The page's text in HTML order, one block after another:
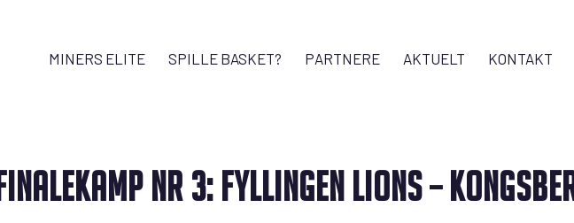
MINERS ELITE SPILLE BASKET? PARTNERE AKTUELT KONTAKT
FINALEKAMP NR 3: FYLLINGEN LIONS –